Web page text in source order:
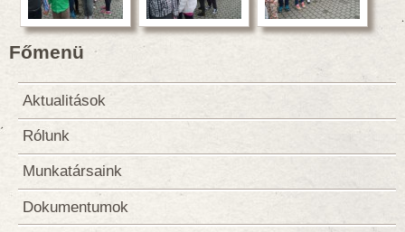
Főmenü
Aktualitások
Rólunk
Munkatársaink
Dokumentumok